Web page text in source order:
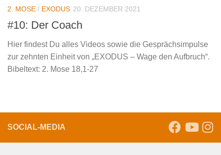
2. MOSE / EXODUS 20. DEZEMBER 2021
#10: Der Coach
Hier findest Du alles Videos sowie die Gesprächsimpulse
zur zehnten Einheit von „EXODUS – Wage den Aufbruch“.
Bibeltext: 2. Mose 18,1-27
SOCIAL-MEDIA